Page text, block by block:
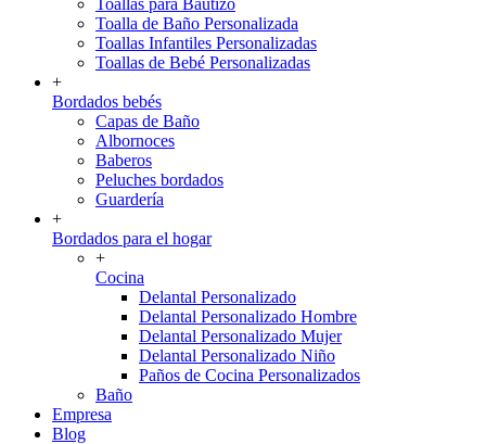
Toallas para Bautizo
Toalla de Baño Personalizada
Toallas Infantiles Personalizadas
Toallas de Bebé Personalizadas
+
Bordados bebés
Capas de Baño
Albornoces
Baberos
Peluches bordados
Guardería
+
Bordados para el hogar
+
Cocina
Delantal Personalizado
Delantal Personalizado Hombre
Delantal Personalizado Mujer
Delantal Personalizado Niño
Paños de Cocina Personalizados
Baño
Empresa
Blog